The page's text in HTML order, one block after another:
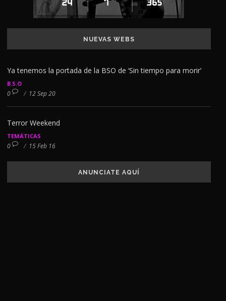
NUEVAS WEBS
Ya tenemos la portada de la BSO de ‘Sin tiempo para morir’
B.S.O
0 / 12 Sep 20
Terror Weekend
TEMÁTICAS
0 / 15 Feb 16
ANUNCIATE AQUÍ